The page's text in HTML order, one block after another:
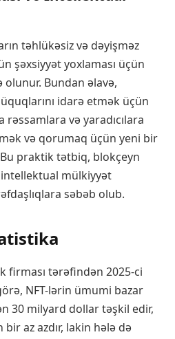
təhlükəsiz və dəyişməz
şəxsiyyət yoxlaması üçün
Bundan əlavə,
idarə etmək üçün
və yaradıcılara
və qorumaq üçün yeni bir
praktik tətbiq, blokçeyn
mülkiyyət
səbəb olub.
firması tərəfindən 2025-ci
NFT-lərin ümumi bazar
30 milyard dollar təşkil edir,
az azdır, lakin hələ də